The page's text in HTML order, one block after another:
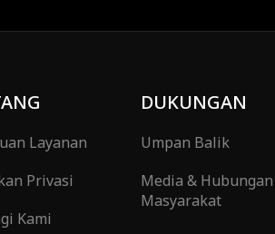
Layanan
Privasi
Kami
DUKUNGAN
Umpan Balik
Media & Hubungan
Masyarakat